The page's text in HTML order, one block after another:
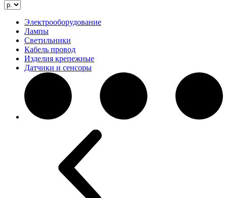
Электрооборудование
Лампы
Светильники
Кабель провод
Изделия крепежные
Датчики и сенсоры